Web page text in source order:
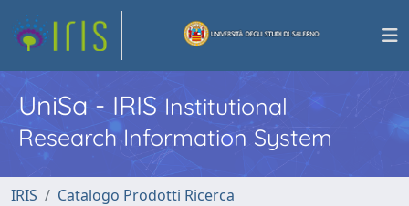
UniSa - IRISInstitutional
Research Information System
IRIS
Catalogo Prodotti Ricerca